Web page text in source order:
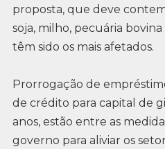
proposta, que deve
soja, milho, pecuária
têm sido os mais afetados.
Prorrogação de
de crédito para capital de
anos, estão entre as
governo para aliviar os